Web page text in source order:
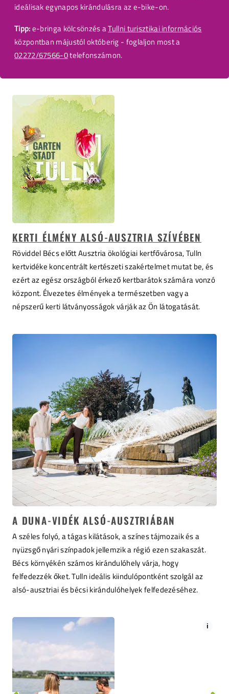
ideálisak egynapos kirándulásra az e-bike-on.
Tipp:e-bringa kölcsönzés aTullni turisztikai információs
központban májustól októberig - foglaljon most a
02272/67566-0telefonszámon.
KERTI ÉLMÉNY ALSÓ-AUSZTRIA SZÍVÉBEN
Röviddel Bécs előtt Ausztria ökológiai kertfővárosa, Tulln
kertvidéke koncentrált kertészeti szakértelmet mutat be, és
ezért az egész országból érkező kertbarátok számára vonzó
központ. Élvezetes élmények a természetben vagy a
népszerű kerti látványosságok várják az Ön látogatását.
A DUNA-VIDÉK ALSÓ-AUSZTRIÁBAN
A széles folyó, a tágas kilátások, a színes tájmozaik és a
nyüzsgő nyári színpadok jellemzik a régió ezen szakaszát.
Bécs környékén számos kirándulóhely várja, hogy
felfedezzék őket. Tulln ideális kiindulópontként szolgál az
alsó-ausztriai és bécsi kirándulóhelyek felfedezéséhez.
i